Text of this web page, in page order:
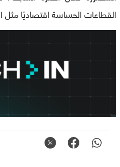
القطاعات الحساسة اقتصاديًا مثل